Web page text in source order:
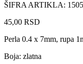
ŠIFRA ARTIKLA:
45,00 RSD
Perla 0.4 x 7mm, rupa
Boja: zlatna